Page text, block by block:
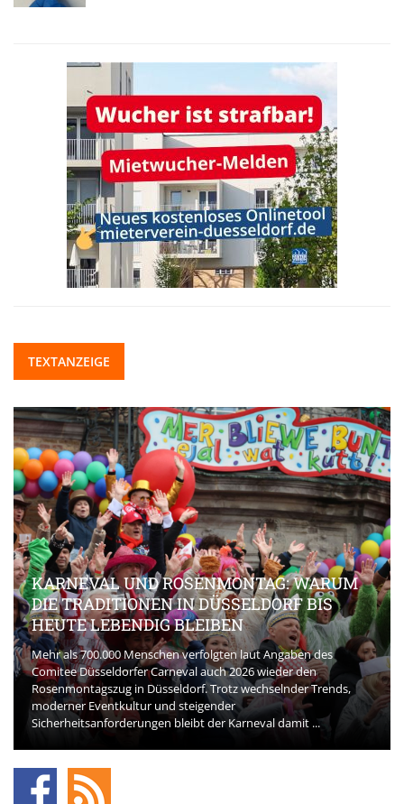
TEXTANZEIGE
KARNEVAL UND ROSENMONTAG: WARUM
DIE TRADITIONEN IN DÜSSELDORF BIS
HEUTE LEBENDIG BLEIBEN
Mehr als 700.000 Menschen verfolgten laut Angaben des
Comitee Düsseldorfer Carneval auch 2026 wieder den
Rosenmontagszug in Düsseldorf. Trotz wechselnder Trends,
moderner Eventkultur und steigender
Sicherheitsanforderungen bleibt der Karneval damit ...